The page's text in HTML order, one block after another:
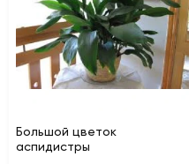
Большой цветок
аспидистры